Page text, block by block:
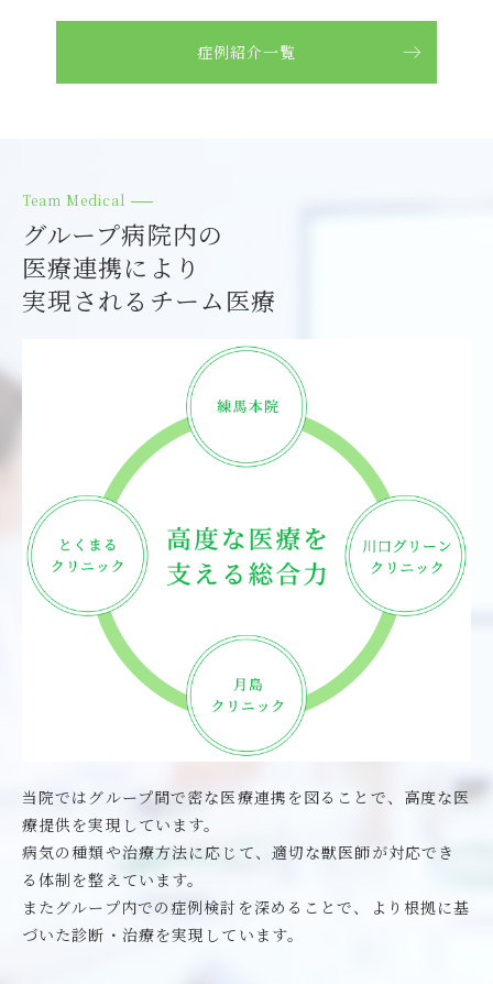
見えなかった「耳の奥」まで。より丁寧な外耳炎ケアへ
2025.10.13 グループ
練馬本院 獣医師鈴木診察時間のお知らせ
【とくまる】10月の時間短縮のお知らせ
グループ
練馬本院 休診時間のお知らせ
2025.09.08 グループ
練馬本院 10月休診時間のお知らせ
2025.09.08
練馬本院 獣医師山崎不在のお知らせ
グループ
本日休診、徳永不在のお知らせ
2025.09.03 グループ
練馬本院 ホテル料金のお知らせ
2025.08.22 グループ
練馬本院 休診時間のお知らせ
症例紹介一覧
Team Medical
グループ病院内の
医療連携により
実現されるチーム医療
当院ではグループ間で密な医療連携を図ることで、 高度な医
療提供を実現しています。
病気の種類や治療方法に応じて、 適切な獣医師が対応でき
る体制を整えています。
またグループ内での症例検討を深めることで、
より根拠に基
づいた診断・治療を実現しています。